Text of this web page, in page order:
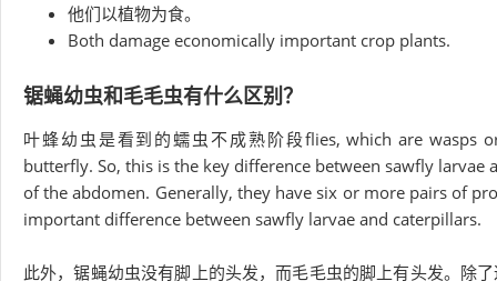
他们以植物为食。
Both damage economically important crop plants.
锯蝇幼虫和毛毛虫有什么区别？
叶蜂幼虫是看到的蠕虫不成熟阶段flies, which are wasps
butterfly. So, this is the key difference between sawfly
of the abdomen. Generally, they have six or more pairs of
important difference between sawfly larvae and caterpillars.
此外，锯蝇幼虫没有脚上的头发，而毛毛虫的脚上有头发。除